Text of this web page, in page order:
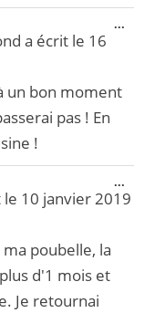
a écrit le 16
un bon moment
pas ! En
!
...
le 10 janvier 2019
poubelle, la
d'1 mois et
Je retournai
...